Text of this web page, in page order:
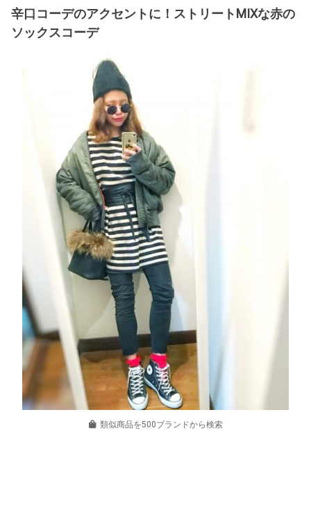
辛口コーデのアクセントに！ストリートMIXな赤の
ソックスコーデ
類似商品を500ブランドから検索